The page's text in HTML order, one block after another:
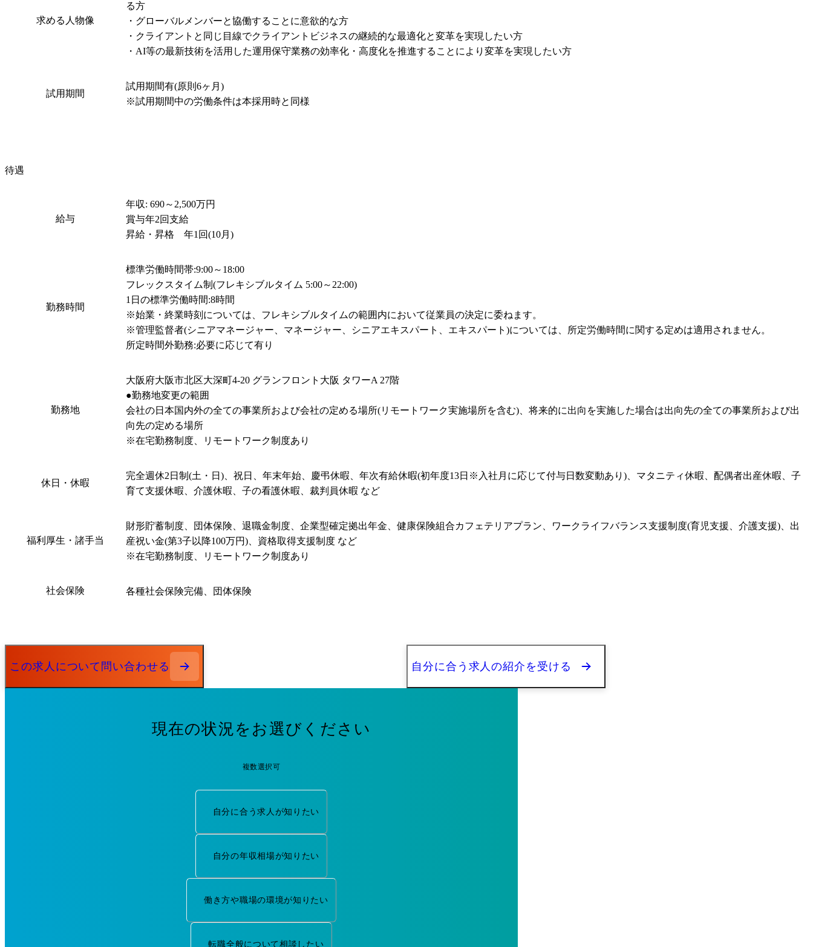
求める人物像
る方
・グローバルメンバーと協働することに意欲的な方
・クライアントと同じ目線でクライアントビジネスの継続的な最適化と変革を実現したい方
・AI等の最新技術を活用した運用保守業務の効率化・高度化を推進することにより変革を実現したい方
試用期間
試用期間有(原則6ヶ月)
※試用期間中の労働条件は本採用時と同様
待遇
給与
年収: 690～2,500万円
賞与年2回支給
昇給・昇格　年1回(10月)
勤務時間
標準労働時間帯:9:00～18:00
フレックスタイム制(フレキシブルタイム 5:00～22:00)
1日の標準労働時間:8時間
※始業・終業時刻については、フレキシブルタイムの範囲内において従業員の決定に委ねます。
※管理監督者(シニアマネージャー、マネージャー、シニアエキスパート、エキスパート)については、所定労働時間に関する定めは適用されません。
所定時間外勤務:必要に応じて有り
勤務地
大阪府大阪市北区大深町4-20 グランフロント大阪 タワーA 27階
●勤務地変更の範囲
会社の日本国内外の全ての事業所および会社の定める場所(リモートワーク実施場所を含む)、将来的に出向を実施した場合は出向先の全ての事業所および出
向先の定める場所
※在宅勤務制度、リモートワーク制度あり
休日・休暇
完全週休2日制(土・日)、祝日、年末年始、慶弔休暇、年次有給休暇(初年度13日※入社月に応じて付与日数変動あり)、マタニティ休暇、配偶者出産休暇、子
育て支援休暇、介護休暇、子の看護休暇、裁判員休暇 など
福利厚生・諸手当
財形貯蓄制度、団体保険、退職金制度、企業型確定拠出年金、健康保険組合カフェテリアプラン、ワークライフバランス支援制度(育児支援、介護支援)、出
産祝い金(第3子以降100万円)、資格取得支援制度 など
※在宅勤務制度、リモートワーク制度あり
社会保険 各種社会保険完備、団体保険
この求人について問い合わせる 自分に合う求人の紹介を受ける
現在の状況をお選びください
複数選択可
自分に合う求人が知りたい
自分の年収相場が知りたい
働き方や職場の環境が知りたい
転職全般について相談したい